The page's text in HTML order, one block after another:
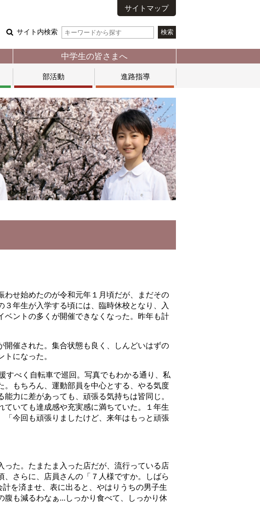
サイトマップ
サイト内検索
中学生の皆さまへ
部活動 進路指導
せ始めたのが令和元年１月頃だが、まだその
年生が入学する頃には、臨時休校となり、入
ントの多くが開催できなくなった。昨年も計
催された。集合状態も良く、しんどいはずの
になった。
べく自転車で巡回。写真でもわかる通り、私
もちろん、運動部員を中心とする、やる気度
力に差があっても、頑張る気持ちは皆同じ。
いても達成感や充実感に満ちていた。１年生
今回も頑張りましたけど、来年はもっと頑張
た。たまたま入った店だが、流行っている店
さらに、店員さんの「７人様ですか。しばら
を済ませ、表に出ると、やはりうちの男子生
も減るわなぁ...しっかり食べて、しっかり休